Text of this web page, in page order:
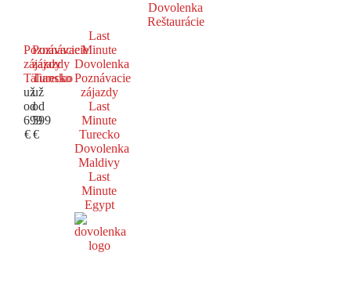
Dovolenka
Reštaurácie
Poznávacie
zájazdy
Taliansko
už
od
699
€
Poznávacie
zájazdy
Turecko
už
od
599
€
Last
Minute
Dovolenka
Poznávacie
zájazdy
Last
Minute
Turecko
Dovolenka
Maldivy
Last
Minute
Egypt